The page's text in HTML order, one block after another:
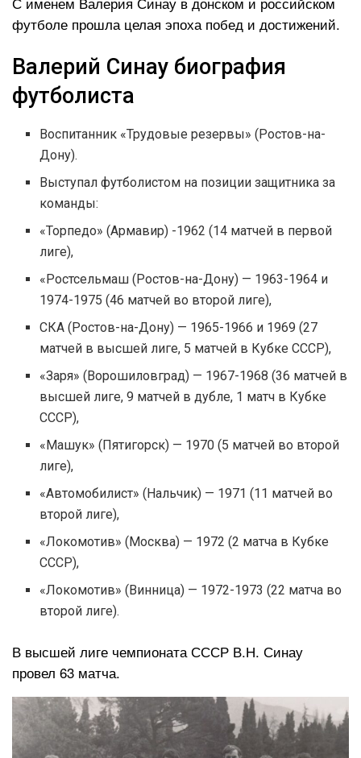
футболе прошла целая эпоха побед и достижений.
Валерий Синау биография
футболиста
Воспитанник «Трудовые резервы» (Ростов-на-
Дону).
Выступал футболистом на позиции защитника за
команды:
«Торпедо» (Армавир) -1962 (14 матчей в первой
лиге),
«Ростсельмаш (Ростов-на-Дону) — 1963-1964 и
1974-1975 (46 матчей во второй лиге),
СКА (Ростов-на-Дону) — 1965-1966 и 1969 (27
матчей в высшей лиге, 5 матчей в Кубке СССР),
«Заря» (Ворошиловград) — 1967-1968 (36 матчей в
высшей лиге, 9 матчей в дубле, 1 матч в Кубке
СССР),
«Машук» (Пятигорск) — 1970 (5 матчей во второй
лиге),
«Автомобилист» (Нальчик) — 1971 (11 матчей во
второй лиге),
«Локомотив» (Москва) — 1972 (2 матча в Кубке
СССР),
«Локомотив» (Винница) — 1972-1973 (22 матча во
второй лиге).
В высшей лиге чемпионата СССР В.Н. Синау
провел 63 матча.